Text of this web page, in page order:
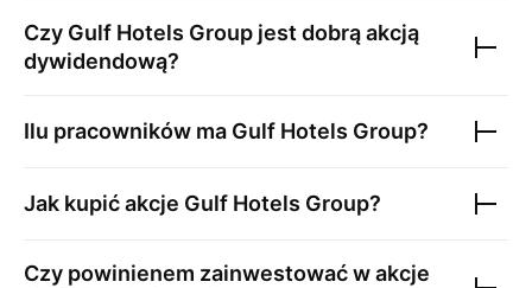
Czy Gulf Hotels Group jest dobrą akcją
dywidendową?
Ilu pracowników ma Gulf Hotels Group?
Jak kupić akcje Gulf Hotels Group?
Czy powinienem zainwestować w akcje